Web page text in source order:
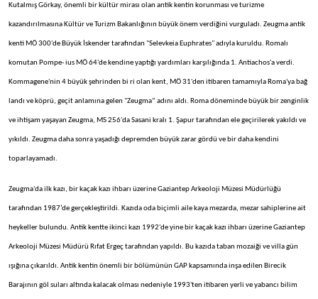
Kutalmış Görkay, önemli bir kültür mirası olan antik kentin korunması ve turizme
kazandırılmasına Kültür ve Turizm Bakanlığının büyük önem verdiğini vurguladı. Zeugma antik
kenti MÖ 300'de Büyük İskender tarafından "Selevkeia Euphrates" adıyla kuruldu. Romalı
komutan Pompe- ius MÖ 64'de kendine yaptığı yardımları karşılığında 1. Antiachos'a verdi.
Kommagene'nin 4 büyük şehrinden bi ri olan kent, MÖ 31'den itibaren tamamıyla Roma'ya bağ
landı ve köprü, geçit anlamına gelen "Zeugma” adını aldı. Roma döneminde büyük bir zenginlik
ve ihtişam yaşayan Zeugma, MS 256'da Sasani kralı 1. Şapur tarafından ele geçirilerek yakıldı ve
yıkıldı. Zeugma daha sonra yaşadığı depremden büyük zarar gördü ve bir daha kendini
toparlayamadı.
Zeugma'da ilk kazı, bir kaçak kazı ihbarı üzerine Gaziantep Arkeoloji Müzesi Müdürlüğü
tarafından 1987’de gerçekleştirildi. Kazıda oda biçimli aile kaya mezarda, mezar sahiplerine ait
heykeller bulundu. Antik kentte ikinci kazı 1992'de yine bir kaçak kazı ihbarı üzerine Gaziantep
Arkeoloji Müzesi Müdürü Rıfat Ergeç tarafından yapıldı. Bu kazıda taban mozaiği ve villa gün
ışığına çıkarıldı. Antik kentin önemli bir bölümünün GAP kapsamında inşa edilen Birecik
Barajının göl suları altında kalacak olması nedeniyle 1993'ten itibaren yerli ve yabancı bilim